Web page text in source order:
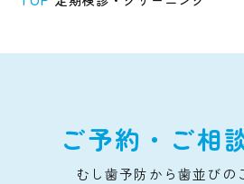
ご予約・ご相
むし歯予防から歯並びの